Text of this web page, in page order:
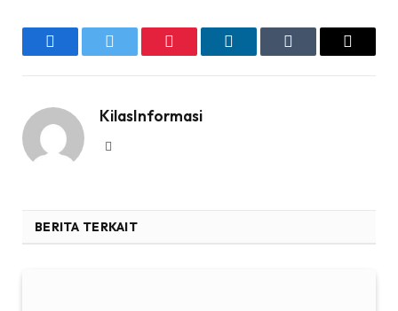
FacebookTwitter Pinterest LinkedInTumblr Email
KilasInformasi
BERITA TERKAIT